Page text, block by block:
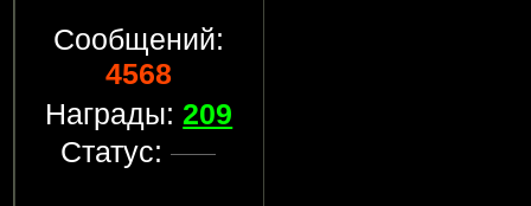
Сообщений:
4568
Награды:209
Статус: